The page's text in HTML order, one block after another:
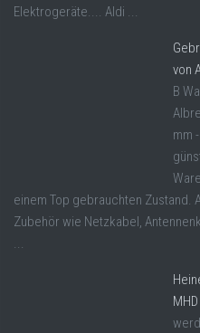
Elektrogeräte.... Aldi ...
von
B
mm
einem Top gebrauchten Zustand.
Zubehör wie Netzkabel,
...
MHD